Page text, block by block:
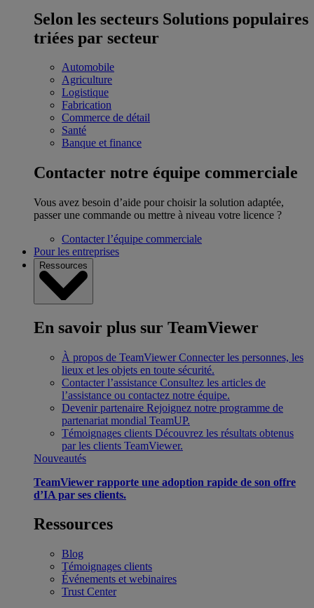
Selon les secteurs Solutions populaires
triées par secteur
Automobile
Agriculture
Logistique
Fabrication
Commerce de détail
Santé
Banque et finance
Contacter notre équipe commerciale
Vous avez besoin d’aide pour choisir la solution adaptée,
passer une commande ou mettre à niveau votre licence ?
Contacter l’équipe commerciale
Pour les entreprises
Ressources
En savoir plus sur TeamViewer
À propos de TeamViewer Connecter les personnes, les
lieux et les objets en toute sécurité.
Contacter l’assistance Consultez les articles de
l’assistance ou contactez notre équipe.
Devenir partenaire Rejoignez notre programme de
partenariat mondial TeamUP.
Témoignages clients Découvrez les résultats obtenus
par les clients TeamViewer.
Nouveautés
TeamViewer rapporte une adoption rapide de son offre
d’IA par ses clients.
Ressources
Blog
Témoignages clients
Événements et webinaires
Trust Center